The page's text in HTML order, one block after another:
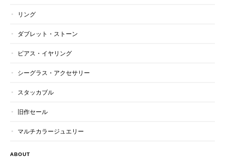
リング
ダブレット・ストーン
ピアス・イヤリング
シーグラス・アクセサリー
スタッカブル
旧作セール
マルチカラージュエリー
ABOUT